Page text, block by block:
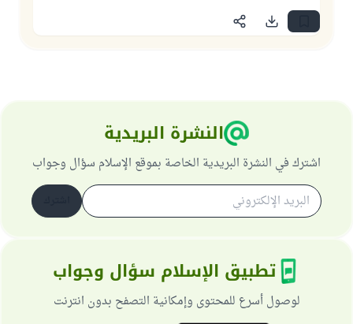
النشرة البريدية
اشترك في النشرة البريدية الخاصة بموقع الإسلام سؤال وجواب
تطبيق الإسلام سؤال وجواب
لوصول أسرع للمحتوى وإمكانية التصفح بدون انترنت